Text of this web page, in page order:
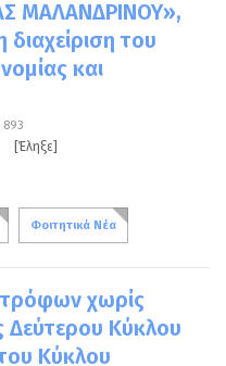
ΜΑΛΑΝΔΡΙΝΟΥ»,
του
και
893
[Έληξε]
Φοιτητικά Νέα
χωρίς
Δεύτερου Κύκλου
Κύκλου